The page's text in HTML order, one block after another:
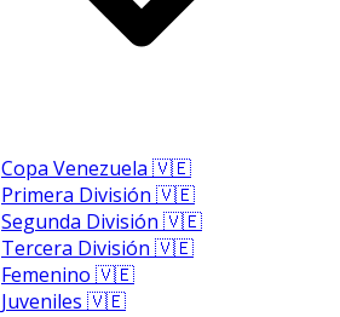
Copa Venezuela 🇻🇪
Primera División 🇻🇪
Segunda División 🇻🇪
Tercera División 🇻🇪
Femenino 🇻🇪
Juveniles 🇻🇪